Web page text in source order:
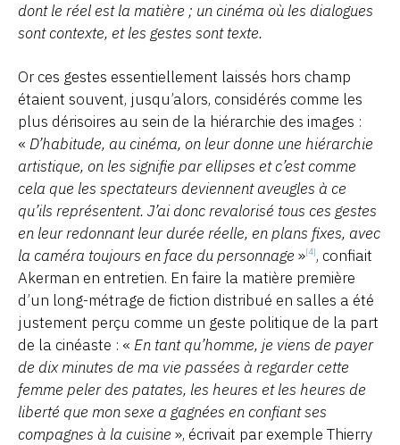
dont le réel est la matière ; un cinéma où les dialogues
sont contexte, et les gestes sont texte.
Or ces gestes essentiellement laissés hors champ
étaient souvent, jusqu’alors, considérés comme les
plus dérisoires au sein de la hiérarchie des images :
« D’habitude, au cinéma, on leur donne une hiérarchie
artistique, on les signifie par ellipses et c’est comme
cela que les spectateurs deviennent aveugles à ce
qu’ils représentent. J’ai donc revalorisé tous ces gestes
en leur redonnant leur durée réelle, en plans fixes, avec
la caméra toujours en face du personnage »[4], confiait
Akerman en entretien. En faire la matière première
d’un long-métrage de fiction distribué en salles a été
justement perçu comme un geste politique de la part
de la cinéaste : « En tant qu’homme, je viens de payer
de dix minutes de ma vie passées à regarder cette
femme peler des patates, les heures et les heures de
liberté que mon sexe a gagnées en confiant ses
compagnes à la cuisine », écrivait par exemple Thierry